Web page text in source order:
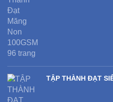
TẬP THÀNH ĐẠT